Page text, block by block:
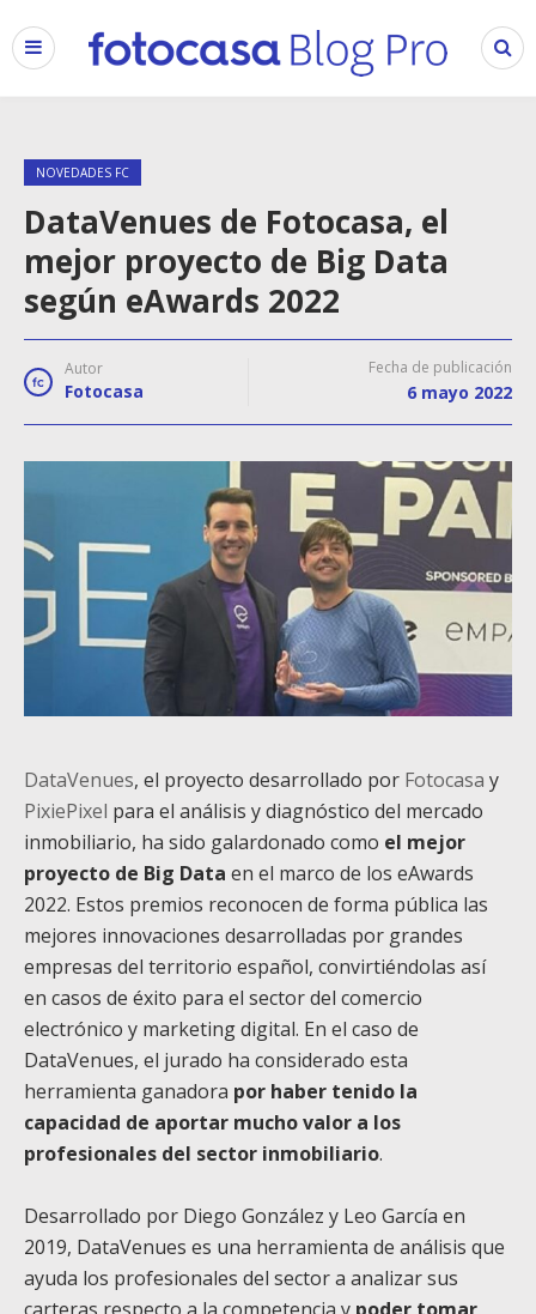
NOVEDADES FC
DataVenues de Fotocasa, el
mejor proyecto de Big Data
según eAwards 2022
Autor
Fotocasa
Fecha de publicación
6 mayo 2022
DataVenues, el proyecto desarrollado por Fotocasa y
PixiePixel para el análisis y diagnóstico del mercado
inmobiliario, ha sido galardonado como el mejor
proyecto de Big Data en el marco de los eAwards
2022. Estos premios reconocen de forma pública las
mejores innovaciones desarrolladas por grandes
empresas del territorio español, convirtiéndolas así
en casos de éxito para el sector del comercio
electrónico y marketing digital. En el caso de
DataVenues, el jurado ha considerado esta
herramienta ganadora por haber tenido la
capacidad de aportar mucho valor a los
profesionales del sector inmobiliario.
Desarrollado por Diego González y Leo García en
2019, DataVenues es una herramienta de análisis que
ayuda los profesionales del sector a analizar sus